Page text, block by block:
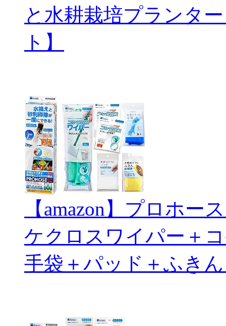
と水耕栽培プランタ
ト】
【amazon】プロホ
ケクロスワイパー＋
手袋＋パッド＋ふき